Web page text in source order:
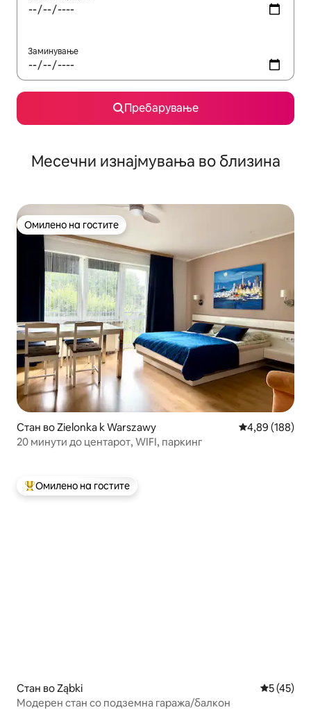
Заминување
Пребарување
Месечни изнајмувања во близина
Омилено на гостите
Омилено на гостите
Стан во Zielonka k Warszawy Просечна
4,89 (188)
20 минути до центарот, WIFI, паркинг
Меѓу најуспешните „Омилени на гостите“
Омилено на гостите
Стан во Ząbki Просечна
5 (45)
Модерен стан со подземна гаража/балкон